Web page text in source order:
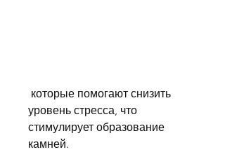
уровень стресса, что
стимулирует образование
камней.